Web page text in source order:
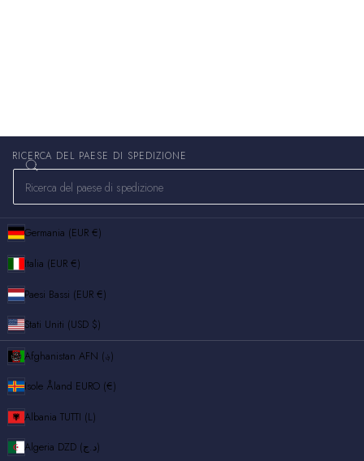
RICERCA DEL PAESE DI SPEDIZIONE
Germania (EUR €)
Italia (EUR €)
Paesi Bassi (EUR €)
Stati Uniti (USD $)
Afghanistan AFN (؋)
Isole Åland EURO (€)
Albania TUTTI (L)
Algeria DZD (د.ج)